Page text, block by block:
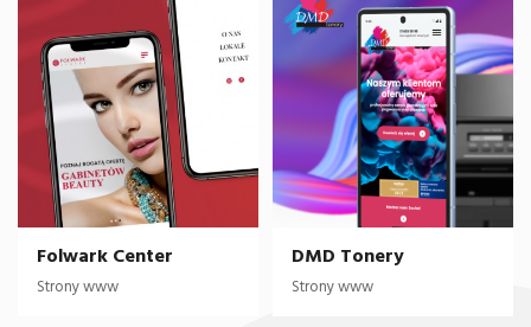
Folwark Center
Strony www
DMD Tonery
Strony www